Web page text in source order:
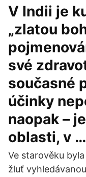
V Indii je
„zlatou
své
současné
účinky
naopak –
oblasti, v …
Ve starověku
žluť